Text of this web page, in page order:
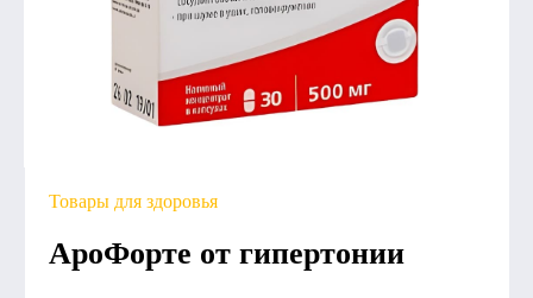
Товары для здоровья
АроФорте от гипертонии